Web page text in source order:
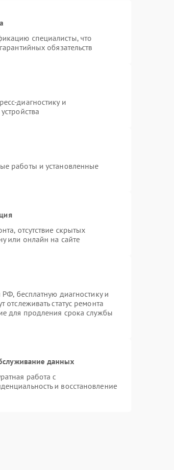
специалисты, что
обязательств
диагностику и
работы и установленные
отсутствие скрытых
или онлайн на сайте
бесплатную диагностику и
статус ремонта
для продления срока службы
данных
работа с
и восстановление